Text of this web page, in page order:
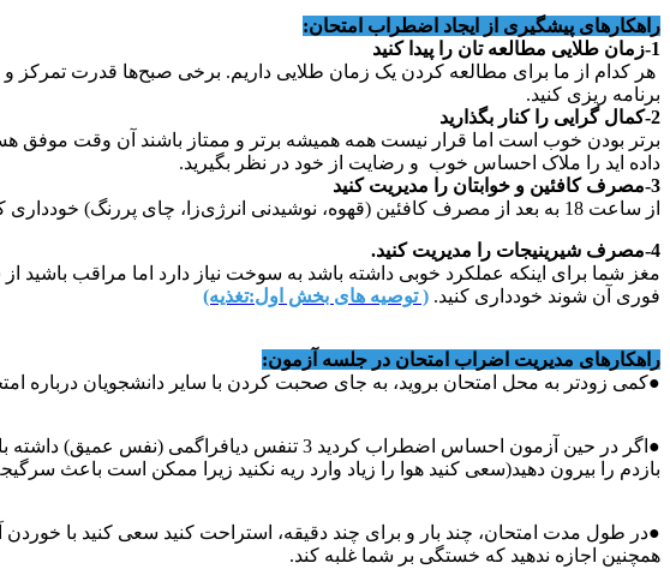
راهکارهای پیشگیری از ایجاد اضطراب امتحان:
1-زمان طلایی مطالعه تان را پیدا کنید
هر کدام از ما برای مطالعه کردن یک زمان طلایی داریم. برخی صبح‌ها قدرت تمرکز
برنامه ریزی کنید.
2-کمال گرایی را کنار بگذارید
برتر بودن خوب است اما قرار نیست همه همیشه برتر و ممتاز باشند آن وقت موفق
داده اید را ملاک احساس خوب و رضایت از خود در نظر بگیرید.
3-مصرف کافئین و خوابتان را مدیریت کنید
از ساعت 18 به بعد از مصرف کافئین (قهوه، نوشیدنی انرژی‌زا، چای پررنگ) خودداری کنید. شب بیداری در شب قبل از امتحان ممنوع است.
4-مصرف شیرینیجات را مدیریت کنید.
مغز شما برای اینکه عملکرد خوبی داشته باشد به سوخت نیاز دارد اما مراقب
فوری آن شوند خودداری کنید. ( توصیه های بخش اول:تغذیه)
راهکارهای مدیریت اضراب امتحان در جلسه آزمون:
●کمی زودتر به محل امتحان بروید، به جای صحبت کردن با سایر دانشجویان درباره
●اگر در حین آزمون احساس اضطراب کردید 3
بازدم را بیرون دهید(سعی کنید هوا را زیاد وارد ریه نکنید زیرا ممکن است باعث
●در طول مدت امتحان، چند بار و برای چند دقیقه، استراحت کنید سعی کنید با
همچنین اجازه ندهید که خستگی بر شما غلبه کند.